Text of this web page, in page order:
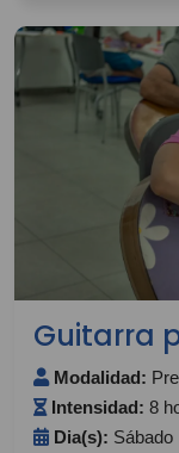
Guitarra
Modalidad:
Intensidad: 8
Dia(s): Sábado